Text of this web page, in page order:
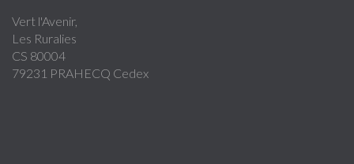
Vert l'Avenir,
Les Ruralies
CS 80004
79231 PRAHECQ Cedex